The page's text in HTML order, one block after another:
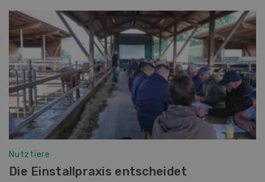
Nutztiere
Die Einstallpraxis entscheidet